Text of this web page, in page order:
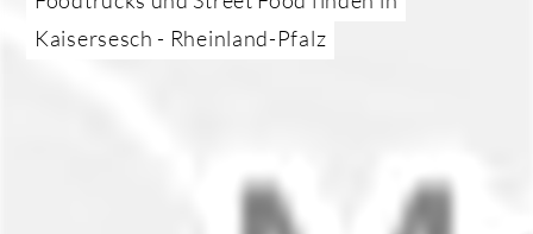
Kaisersesch - Rheinland-Pfalz